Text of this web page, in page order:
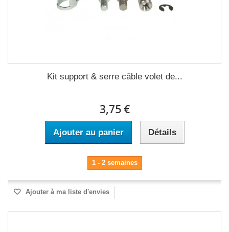
Kit support & serre câble volet de...
3,75 €
Ajouter au panier Détails
1 - 2 semaines
Ajouter à ma liste d'envies